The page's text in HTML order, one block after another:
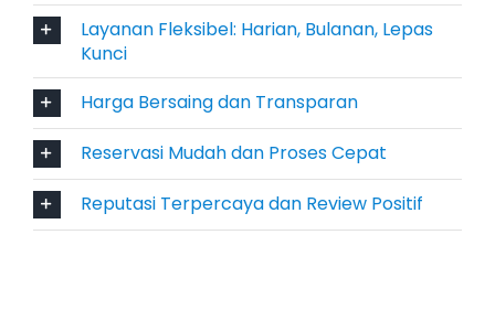
Penyedia sewa mobil Hiace Magelang
umumnya menawarkan durasi sewa yang
fleksibel. Anda bisa memilih sewa harian 24
jam, mingguan, atau kontrak bulanan sesuai
kebutuhan. Bagi pengguna yang sudah
berpengalaman, pilihan lepas kunci juga
tersedia dengan syarat tertentu. Sementara
Layanan Fleksibel: Harian, Bulanan, Lepas
Kunci
Harga Bersaing dan Transparan
Reservasi Mudah dan Proses Cepat
Reputasi Terpercaya dan Review Positif